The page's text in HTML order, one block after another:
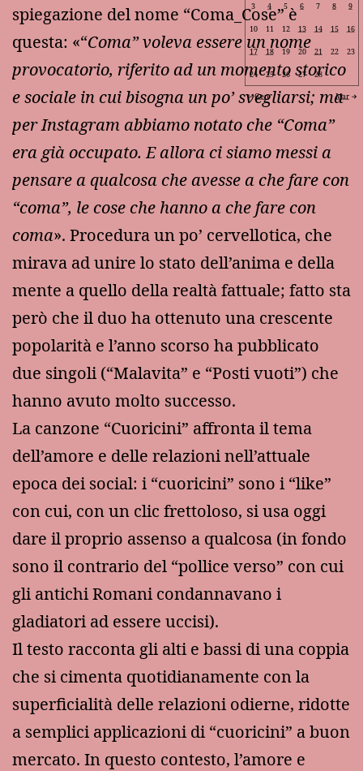
spiegazione del nome “Coma_Cose” è
questa: «“Coma” voleva essere un nome
provocatorio, riferito ad un momento storico
e sociale in cui bisogna un po’ svegliarsi; ma
per Instagram abbiamo notato che “Coma”
era già occupato. E allora ci siamo messi a
pensare a qualcosa che avesse a che fare con
“coma”, le cose che hanno a che fare con
coma». Procedura un po’ cervellotica, che
mirava ad unire lo stato dell’anima e della
mente a quello della realtà fattuale; fatto sta
però che il duo ha ottenuto una crescente
popolarità e l’anno scorso ha pubblicato
due singoli (“Malavita” e “Posti vuoti”) che
hanno avuto molto successo.
La canzone “Cuoricini” affronta il tema
dell’amore e delle relazioni nell’attuale
epoca dei social: i “cuoricini” sono i “like”
con cui, con un clic frettoloso, si usa oggi
dare il proprio assenso a qualcosa (in fondo
sono il contrario del “pollice verso” con cui
gli antichi Romani condannavano i
gladiatori ad essere uccisi).
Il testo racconta gli alti e bassi di una coppia
che si cimenta quotidianamente con la
superficialità delle relazioni odierne, ridotte
a semplici applicazioni di “cuoricini” a buon
mercato. In questo contesto, l’amore e
3 4 5 6 7 8 9
10 11 12 13 14 15 16
17 18 19 20 21 22 23
24 25 26 27 28
Gen Mar